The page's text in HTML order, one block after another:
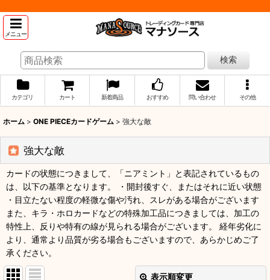
メニュー
検索
カテゴリ カート 新着商品 おすすめ 問い合わせ その他
ホーム > ONE PIECEカードゲーム > 強大な敵
強大な敵
カードの状態につきまして、「ニアミント」と表記されているもの
は、以下の基準となります。 ・開封後すぐ、またはそれに近い状態
・目立たない程度の軽微な傷や汚れ、スレがある場合がございます
また、キラ・ホロカードなどの特殊加工品につきましては、加工の
特性上、反りや特有の線が見られる場合がございます。 経年劣化に
より、通常より品質が劣る場合もございますので、あらかじめご了
承ください。
表示順変更